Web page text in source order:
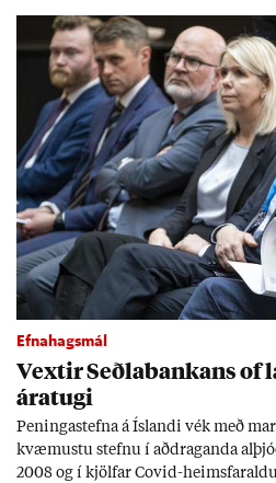
Efnahagsmál
Vext­ir Seðla­bank­ans of
ára­tugi
Pen­inga­stefna á Ís­landi vék með
kvæm­ustu stefnu í að­drag­anda
2008 og í kjöl­far Covid-